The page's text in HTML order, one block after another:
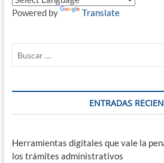
Powered by Translate
ENTRADAS
Herramientas digitales que vale la
los trámites administrativos